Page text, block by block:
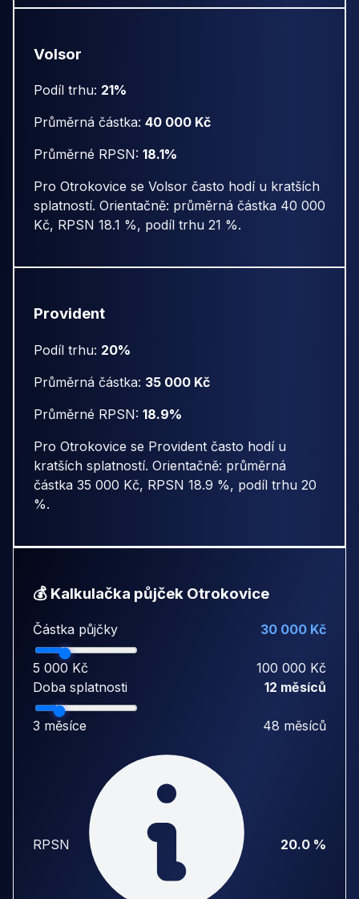
Volsor
Podíl trhu: 21%
Průměrná částka: 40 000 Kč
Průměrné RPSN: 18.1%
Pro Otrokovice se Volsor často hodí u kratších
splatností. Orientačně: průměrná částka 40 000
Kč, RPSN 18.1 %, podíl trhu 21 %.
Provident
Podíl trhu: 20%
Průměrná částka: 35 000 Kč
Průměrné RPSN: 18.9%
Pro Otrokovice se Provident často hodí u
kratších splatností. Orientačně: průměrná
částka 35 000 Kč, RPSN 18.9 %, podíl trhu 20
%.
💰 Kalkulačka půjček Otrokovice
Částka půjčky 30 000 Kč
5 000 Kč
100 000 Kč
Doba splatnosti
12 měsíců
3 měsíce 48 měsíců
RPSN 20.0 %